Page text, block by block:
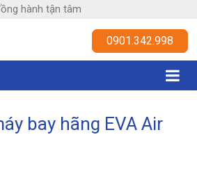
hành tận tâm
0901.342.998
bay hãng EVA Air